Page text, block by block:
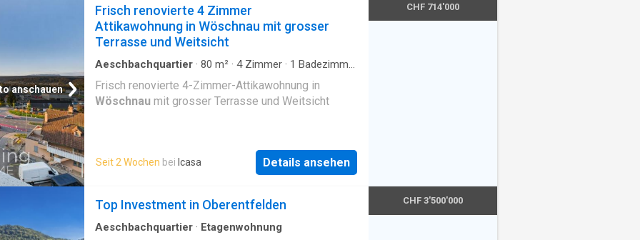
anschauen
Frisch renovierte 4 Zimmer
Attikawohnung in Wöschnau mit grosser
Terrasse und Weitsicht
Aeschbachquartier · 80 m² · 4Zimmer · 1 Badezimmer
Frisch renovierte 4-Zimmer-Attikawohnung in
Wöschnau mit grosser Terrasse und Weitsicht
Seit 2 Wochen bei Icasa Details ansehen
CHF 714'000
Top Investment in Oberentfelden
Aeschbachquartier · Etagenwohnung
CHF 3'500'000